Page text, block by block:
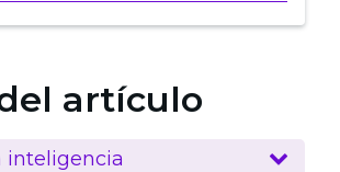
artículo
inteligencia